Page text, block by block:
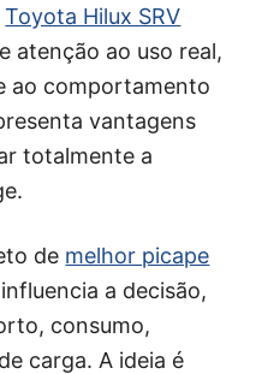
Toyota Hilux SRV
atenção ao uso real,
ao comportamento
vantagens
totalmente a
de melhor picape
a decisão,
consumo,
carga. A ideia é